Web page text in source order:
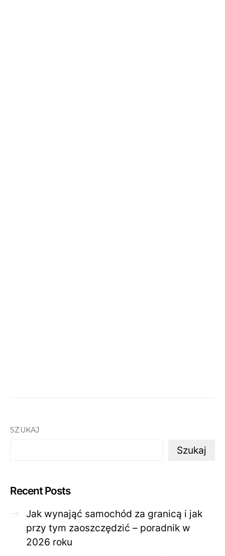
SZUKAJ
Szukaj
Recent Posts
Jak wynająć samochód za granicą i jak
przy tym zaoszczędzić – poradnik w
2026 roku